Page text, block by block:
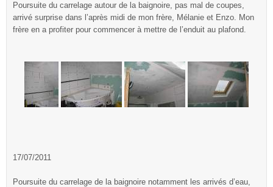
Poursuite du carrelage autour de la baignoire, pas mal de coupes,
arrivé surprise dans l’après midi de mon frère, Mélanie et Enzo. Mon
frère en a profiter pour commencer à mettre de l’enduit au plafond.
17/07/2011
Poursuite du carrelage de la baignoire notamment les arrivés d’eau,